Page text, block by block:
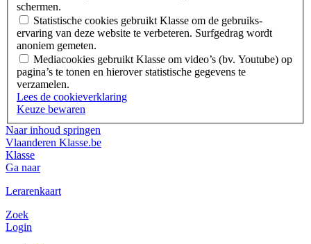
schermen.
Statistische cookies gebruikt Klasse om de gebruiks­
ervaring van deze website te verbeteren. Surfgedrag wordt
anoniem gemeten.
Mediacookies gebruikt Klasse om video’s (bv. Youtube) op
pagina’s te tonen en hierover statistische gegevens te
verzamelen.
Lees de cookieverklaring
Keuze bewaren
Naar inhoud springen
Vlaanderen Klasse.be
Klasse
Ga naar
Lerarenkaart
Zoek
Login